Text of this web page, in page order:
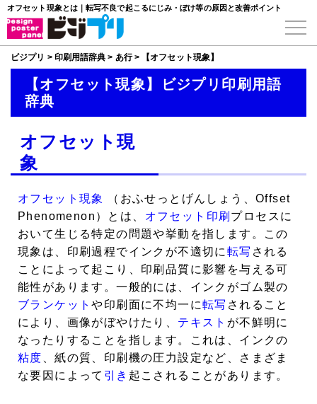
オフセット現象とは｜転写不良で起こるにじみ・ぼけ等の原因と改善ポイント
ビジプリ > 印刷用語辞典 > あ行> 【オフセット現象】
【オフセット現象】ビジプリ印刷用語
辞典
オフセット現
象
オフセット現象
（おふせっとげんしょう、Offset
Phenomenon）とは、 オフセット印刷 プロセスに
おいて生じる特定の問題や挙動を指します。この
現象は、印刷過程でインクが不適切に 転写 される
ことによって起こり、印刷品質に影響を与える可
能性があります。一般的には、インクがゴム製の
ブランケットや印刷面に不均一に転写 されること
により、画像がぼやけたり、 テキスト が不鮮明に
なったりすることを指します。これは、インクの
粘度
、紙の質、印刷機の圧力設定など、さまざま
な要因によって 引き 起こされることがあります。